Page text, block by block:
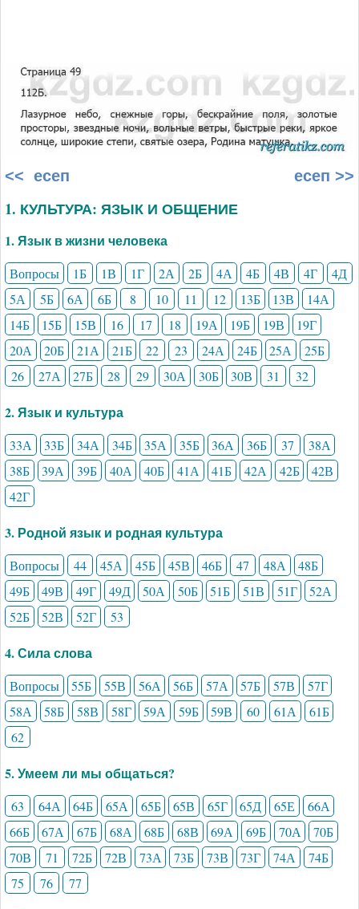
<< есеп есеп >>
1. КУЛЬТУРА: ЯЗЫК И ОБЩЕНИЕ
1. Язык в жизни человека
Вопросы 1Б 1В 1Г 2А 2Б 4А 4Б 4В 4Г
4Д
5А
5Б 6А 6Б 8 10 11 12 13Б 13В
14А
14Б
15Б 15В 16 17 18 19А 19Б 19В
19Г
20А
20Б 21А 21Б 22 23 24А 24Б 25А
25Б
26
27А 27Б 28 29 30А 30Б 30В 31 32
2. Язык и культура
33А 33Б 34А 34Б 35А 35Б 36А 36Б 37
38А
38Б
39А 39Б 40А 40Б 41А 41Б 42А 42Б
42В
42Г
3. Родной язык и родная культура
Вопросы 44 45А 45Б 45В 46Б 47 48А
48Б
49Б
49В 49Г 49Д 50А 50Б 51Б 51В 51Г
52А
52Б
52В 52Г 53
4. Сила слова
Вопросы 55Б 55В 56А 56Б 57А 57Б 57В
57Г
58А
58Б 58В 58Г 59А 59Б 59В 60 61А
61Б
62
5. Умеем ли мы общаться?
63 64А 64Б 65А 65Б 65В 65Г 65Д 65Е
66А
66Б
67А 67Б 68А 68Б 68В 69А 69Б 70А
70Б
70В
71 72Б 72В 73А 73Б 73В 73Г 74А
74Б
75
76 77